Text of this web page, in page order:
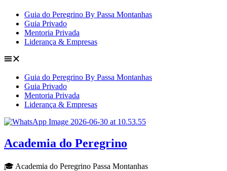
Guia do Peregrino By Passa Montanhas
Guia Privado
Mentoria Privada
Liderança & Empresas
Guia do Peregrino By Passa Montanhas
Guia Privado
Mentoria Privada
Liderança & Empresas
Academia do Peregrino
🎓 Academia do Peregrino Passa Montanhas